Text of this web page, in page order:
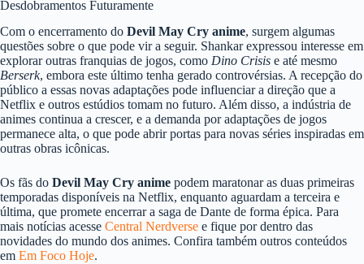
Desdobramentos Futuramente
Com o encerramento do Devil May Cry anime, surgem algumas
questões sobre o que pode vir a seguir. Shankar expressou interesse em
explorar outras franquias de jogos, como Dino Crisis e até mesmo
Berserk, embora este último tenha gerado controvérsias. A recepção do
público a essas novas adaptações pode influenciar a direção que a
Netflix e outros estúdios tomam no futuro. Além disso, a indústria de
animes continua a crescer, e a demanda por adaptações de jogos
permanece alta, o que pode abrir portas para novas séries inspiradas em
outras obras icônicas.
Os fãs do Devil May Cry anime podem maratonar as duas primeiras
temporadas disponíveis na Netflix, enquanto aguardam a terceira e
última, que promete encerrar a saga de Dante de forma épica. Para
mais notícias acesse Central Nerdverse e fique por dentro das
novidades do mundo dos animes. Confira também outros conteúdos
em Em Foco Hoje.